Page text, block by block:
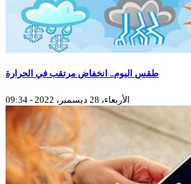
طقس اليوم.. انخفاض مرتقب في الحرارة
الأربعاء، 28 ديسمبر، 2022 - 09:34